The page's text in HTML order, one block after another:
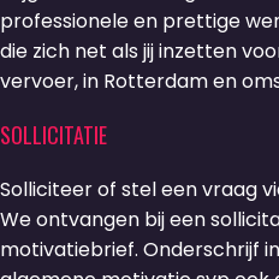
professionele en prettige
die zich net als jij inzetten
vervoer, in Rotterdam en
SOLLICITATIE
Solliciteer of stel een vraag
We ontvangen bij een
motivatiebrief. Onderschrijf